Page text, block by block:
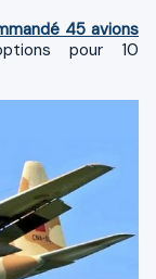
45 avions
pour 10